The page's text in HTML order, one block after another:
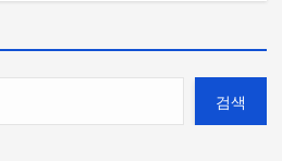
검색